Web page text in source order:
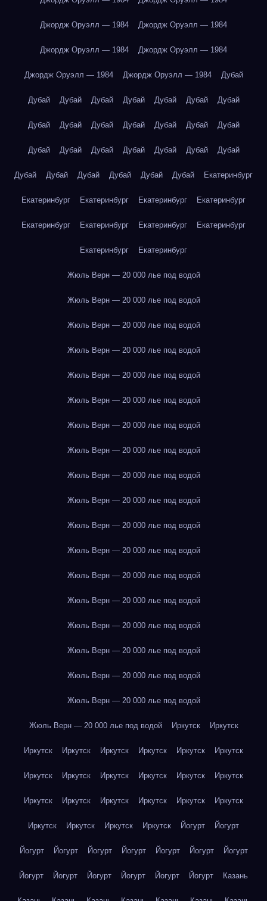
Джордж Оруэлл — 1984 Джордж Оруэлл — 1984
Джордж Оруэлл — 1984 Джордж Оруэлл — 1984
Джордж Оруэлл — 1984 Джордж Оруэлл — 1984 Дубай
Дубай Дубай Дубай Дубай Дубай Дубай Дубай
Дубай Дубай Дубай Дубай Дубай Дубай Дубай
Дубай Дубай Дубай Дубай Дубай Дубай Дубай
Дубай Дубай Дубай Дубай Дубай Дубай Екатеринбург
Екатеринбург Екатеринбург Екатеринбург Екатеринбург
Екатеринбург Екатеринбург Екатеринбург Екатеринбург
Екатеринбург Екатеринбург
Жюль Верн — 20 000 лье под водой
Жюль Верн — 20 000 лье под водой
Жюль Верн — 20 000 лье под водой
Жюль Верн — 20 000 лье под водой
Жюль Верн — 20 000 лье под водой
Жюль Верн — 20 000 лье под водой
Жюль Верн — 20 000 лье под водой
Жюль Верн — 20 000 лье под водой
Жюль Верн — 20 000 лье под водой
Жюль Верн — 20 000 лье под водой
Жюль Верн — 20 000 лье под водой
Жюль Верн — 20 000 лье под водой
Жюль Верн — 20 000 лье под водой
Жюль Верн — 20 000 лье под водой
Жюль Верн — 20 000 лье под водой
Жюль Верн — 20 000 лье под водой
Жюль Верн — 20 000 лье под водой
Жюль Верн — 20 000 лье под водой
Жюль Верн — 20 000 лье под водой Иркутск Иркутск
Иркутск Иркутск Иркутск Иркутск Иркутск Иркутск
Иркутск Иркутск Иркутск Иркутск Иркутск Иркутск
Иркутск Иркутск Иркутск Иркутск Иркутск Иркутск
Иркутск Иркутск Иркутск Иркутск Йогурт Йогурт
Йогурт Йогурт Йогурт Йогурт Йогурт Йогурт Йогурт
Йогурт Йогурт Йогурт Йогурт Йогурт Йогурт Казань